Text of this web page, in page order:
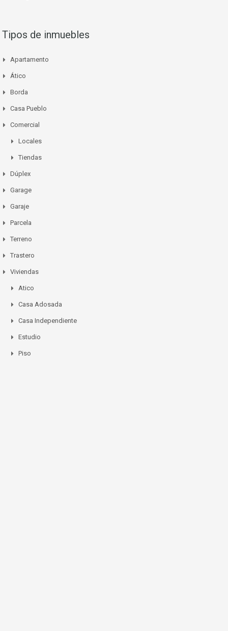
Tipos de inmuebles
Apartamento
Ático
Borda
Casa Pueblo
Comercial
Locales
Tiendas
Dúplex
Garage
Garaje
Parcela
Terreno
Trastero
Viviendas
Atico
Casa Adosada
Casa Independiente
Estudio
Piso